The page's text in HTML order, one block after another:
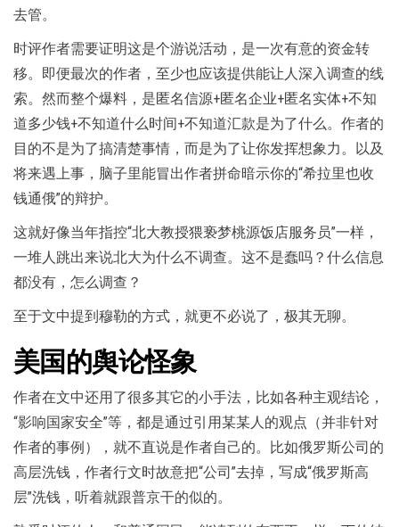
去管。
时评作者需要证明这是个游说活动，是一次有意的资金转
移。即便最次的作者，至少也应该提供能让人深入调查的线
索。然而整个爆料，是匿名信源+匿名企业+匿名实体+不知
道多少钱+不知道什么时间+不知道汇款是为了什么。作者的
目的不是为了搞清楚事情，而是为了让你发挥想象力。以及
将来遇上事，脑子里能冒出作者拼命暗示你的“希拉里也收
钱通俄”的辩护。
这就好像当年指控“北大教授猥亵梦桃源饭店服务员”一样，
一堆人跳出来说北大为什么不调查。这不是蠢吗？什么信息
都没有，怎么调查？
至于文中提到穆勒的方式，就更不必说了，极其无聊。
美国的舆论怪象
作者在文中还用了很多其它的小手法，比如各种主观结论，
“影响国家安全”等，都是通过引用某某人的观点（并非针对
作者的事例），就不直说是作者自己的。比如俄罗斯公司的
高层洗钱，作者行文时故意把“公司”去掉，写成“俄罗斯高
层”洗钱，听着就跟普京干的似的。